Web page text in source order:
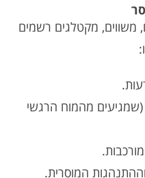
משווים, מקטלגים רשמים
(שמגיעים מהמוח הרגשי
המוסרית.